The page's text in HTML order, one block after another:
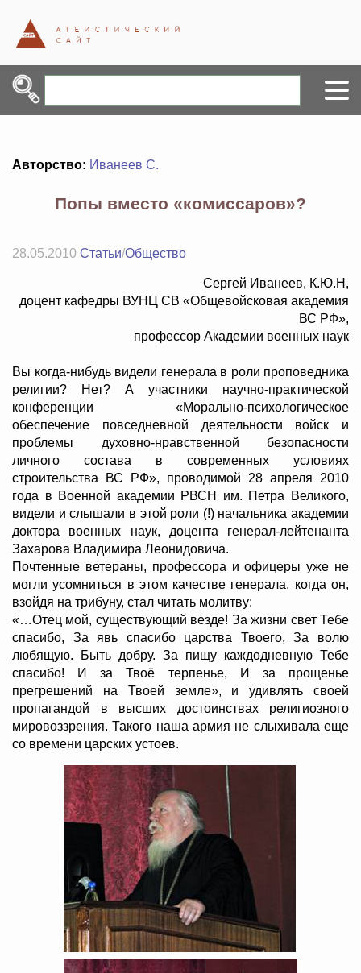
Авторство: Иванеев С.
Попы вместо «комиссаров»?
28.05.2010 Статьи/Общество
Сергей Иванеев, К.Ю.Н,
доцент кафедры ВУНЦ СВ «Общевойсковая академия
ВС РФ»,
профессор Академии военных наук
Вы когда-нибудь видели генерала в роли проповедника
религии? Нет? А участники научно-практической
конференции «Морально-психологическое
обеспечение повседневной деятельности войск и
проблемы духовно-нравственной безопасности
личного состава в современных условиях
строительства ВС РФ», проводимой 28 апреля 2010
года в Военной академии РВСН им. Петра Великого,
видели и слышали в этой роли (!) начальника академии
доктора военных наук, доцента генерал-лейтенанта
Захарова Владимира Леонидовича.
Почтенные ветераны, профессора и офицеры уже не
могли усомниться в этом качестве генерала, когда он,
взойдя на трибуну, стал читать молитву:
«…Отец мой, существующий везде! За жизни свет Тебе
спасибо, За явь спасибо царства Твоего, За волю
любящую. Быть добру. За пищу каждодневную Тебе
спасибо! И за Твоё терпенье, И за прощенье
прегрешений на Твоей земле», и удивлять своей
пропагандой в высших достоинствах религиозного
мировоззрения. Такого наша армия не слыхивала еще
со времени царских устоев.